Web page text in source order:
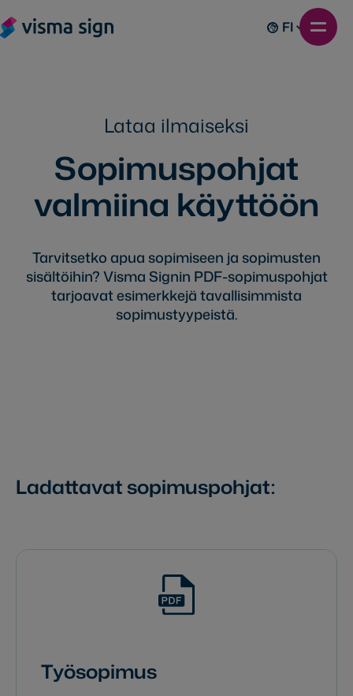
FI
Lataa ilmaiseksi
Sopimuspohjat
valmiina käyttöön
Tarvitsetko apua sopimiseen ja sopimusten
sisältöihin? Visma Signin PDF-sopimuspohjat
tarjoavat esimerkkejä tavallisimmista
sopimustyypeistä.
Ladattavat sopimuspohjat:
Työsopimus